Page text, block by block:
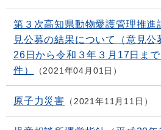
第３次高知県動物愛護管理推進
見公募の結果について（意見公
26日から令和３年３月17日ま
件）
2021年04月01日
原子力災害 2021年11月11日